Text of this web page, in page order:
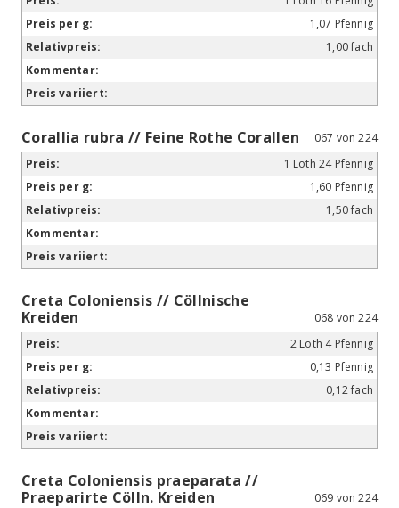
1,07 Pfennig
1,00 fach
Corallia rubra // Feine Rothe Corallen
067 von 224
1 Loth 24 Pfennig
1,60 Pfennig
1,50 fach
Creta Coloniensis // Cöllnische
Kreiden
068 von 224
2 Loth 4 Pfennig
0,13 Pfennig
0,12 fach
Creta Coloniensis praeparata //
Praeparirte Cölln. Kreiden
069 von 224